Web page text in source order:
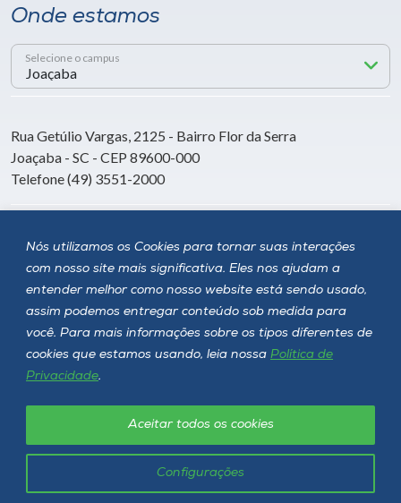
Nós utilizamos os Cookies para tornar suas interações
com nosso site mais significativa. Eles nos ajudam a
entender melhor como nosso website está sendo usado,
assim podemos entregar conteúdo sob medida para
você. Para mais informações sobre os tipos diferentes de
cookies que estamos usando, leia nossa Política de
Privacidade.
Configurações
Aceitar todos os cookies
Onde estamos
Selecione o campus
Rua Getúlio Vargas, 2125 - Bairro Flor da Serra
Joaçaba - SC - CEP 89600-000
Telefone (49) 3551-2000
Siga a Unoesc
Unoesc © 2026 - Todos os direitos reservados
Política de privacidade LGPD